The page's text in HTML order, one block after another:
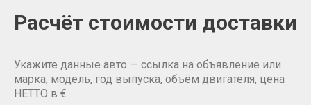
Расчёт стоимости доставки